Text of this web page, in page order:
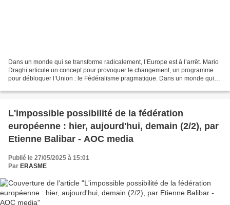
Dans un monde qui se transforme radicalement, l’Europe est à l’arrêt. Mario
Draghi articule un concept pour provoquer le changement, un programme
pour débloquer l’Union : le Fédéralisme pragmatique. Dans un monde qui
L'impossible possibilité de la fédération
européenne : hier, aujourd'hui, demain (2/2), par
Etienne Balibar - AOC media
Publié le 27/05/2025 à 15:01
Par ERASME